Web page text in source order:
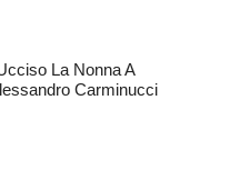
La Nonna A
Carminucci